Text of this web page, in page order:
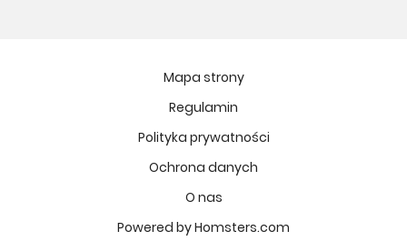
Murapol Osiedle Szafirove
Fort Natura Etap II
Osiedle Imbramowskie
MIASTECZKO NOVA FALA
Niedziałkowskiego Park
Mapa strony
Regulamin
Polityka prywatności
Ochrona danych
O nas
Powered by Homsters.com